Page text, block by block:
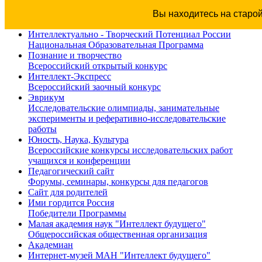
Вы находитесь на
Интеллектуально - Творческий Потенциал России
Национальная Образовательная Программа
Познание и творчество
Всероссийский открытый конкурс
Интеллект-Экспресс
Всероссийский заочный конкурс
Эврикум
Исследовательские олимпиады, занимательные
эксперименты и реферативно-исследовательские
работы
Юность, Наука, Культура
Всероссийские конкурсы исследовательских работ
учащихся и конференции
Педагогический сайт
Форумы, семинары, конкурсы для педагогов
Сайт для родителей
Ими гордится Россия
Победители Программы
Малая академия наук "Интеллект будущего"
Общероссийская общественная организация
Академиан
Интернет-музей МАН "Интеллект будущего"